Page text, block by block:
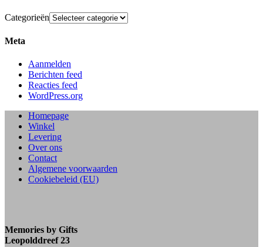
Categorieën
Meta
Aanmelden
Berichten feed
Reacties feed
WordPress.org
Homepage
Winkel
Levering
Over ons
Contact
Algemene voorwaarden
Cookiebeleid (EU)
Memories by Gifts
Leopolddreef 23